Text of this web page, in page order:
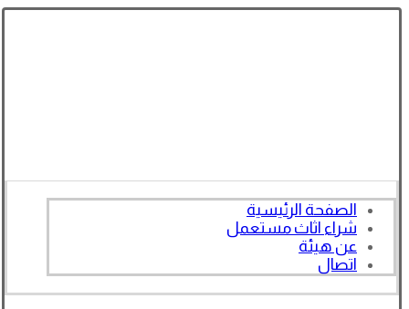
الصفحة الرئيسية
شراء اثاث مستعمل
عن هيئة
اتصال